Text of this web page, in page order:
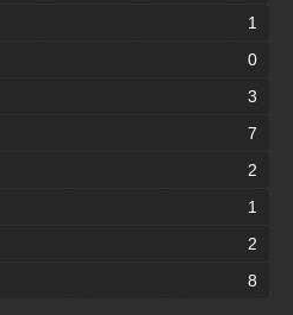
1
0
3
7
2
1
2
8